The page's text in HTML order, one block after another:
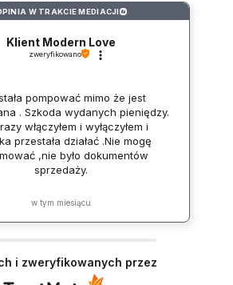
W TRAKCIE MEDIACJI ?
Klient Modern Love
zweryfikowano
pompować mimo że jest
. Szkoda wydanych pieniędzy.
włączyłem i wyłączyłem i
przestała działać .Nie mogę
,nie było dokumentów
sprzedaży.
w tym miesiącu
i zweryfikowanych przez